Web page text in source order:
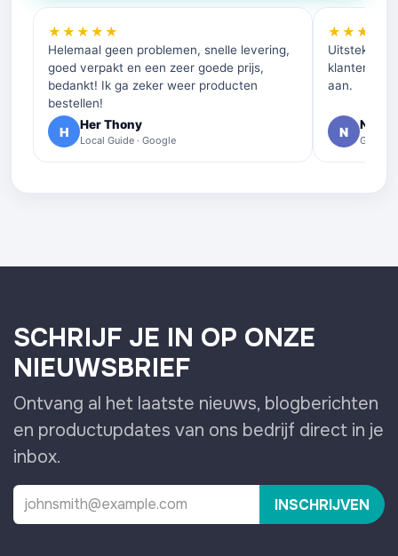
★★★★★
Helemaal geen problemen, snelle levering,
goed verpakt en een zeer goede prijs,
bedankt! Ik ga zeker weer producten
bestellen!
H Her Thony
Local Guide · Google
★★★★★
aan.
N Nelly
Google
SCHRIJF JE IN OP ONZE
NIEUWSBRIEF
Ontvang al het laatste nieuws, blogberichten
en productupdates van ons bedrijf direct in je
inbox.
INSCHRIJVEN